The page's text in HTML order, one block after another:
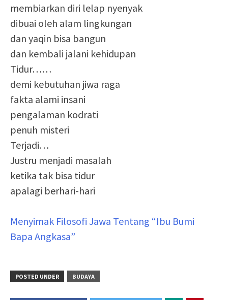
membiarkan diri lelap nyenyak
dibuai oleh alam lingkungan
dan yaqin bisa bangun
dan kembali jalani kehidupan
Tidur……
demi kebutuhan jiwa raga
fakta alami insani
pengalaman kodrati
penuh misteri
Terjadi…
Justru menjadi masalah
ketika tak bisa tidur
apalagi berhari-hari
Menyimak Filosofi Jawa Tentang “Ibu Bumi
Bapa Angkasa”
POSTED UNDER BUDAYA